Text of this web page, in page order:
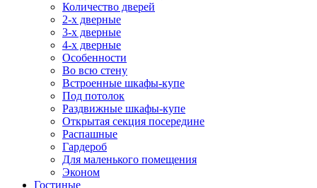
Количество дверей
2-х дверные
3-х дверные
4-х дверные
Особенности
Во всю стену
Встроенные шкафы-купе
Под потолок
Раздвижные шкафы-купе
Открытая секция посередине
Распашные
Гардероб
Для маленького помещения
Эконом
Гостиные